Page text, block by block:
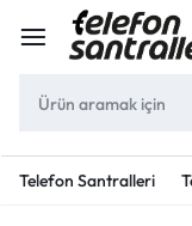
Telefon Santralleri